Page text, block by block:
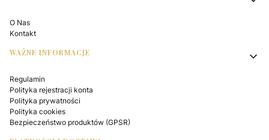
O Nas
Kontakt
WAŻNE INFORMACJE
Regulamin
Polityka rejestracji konta
Polityka prywatności
Polityka cookies
Bezpieczeństwo produktów (GPSR)